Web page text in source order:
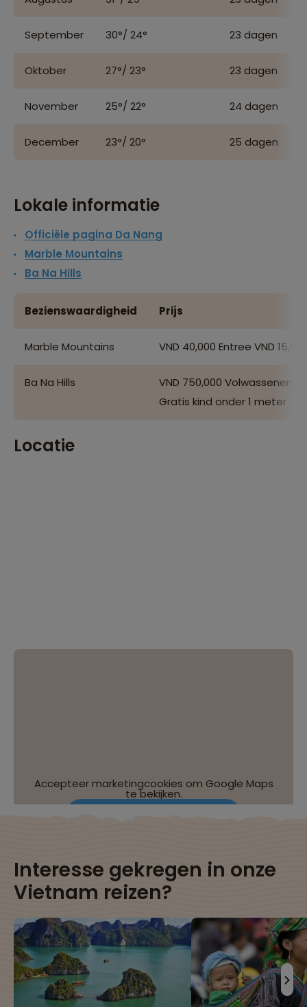
September 30°/ 24° 23 dagen
Oktober 27°/ 23° 23 dagen
November 25°/ 22° 24 dagen
December 23°/ 20° 25 dagen
Lokale informatie
Officiële pagina Da Nang
Marble Mountains
Ba Na Hills
Bezienswaardigheid Prijs
Marble Mountains VND 40,000 Entree VND
Ba Na Hills
VND 750,000 Volwassenen
Gratis kind onder 1 meter
Locatie
Accepteer marketingcookies om Google Maps
te bekijken.
Interesse gekregen in onze
Vietnam reizen?